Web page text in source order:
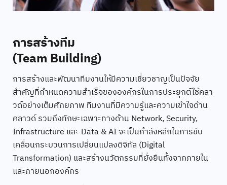
การสร้างทีม
(Team Building)
การสร้างและพัฒนาทีมงานให้มีความเชี่ยวชาญเป็นปัจจัย
สำคัญที่กำหนดความสำเร็จขององค์กรในการประยุกต์ใช้คลา
วด์อย่างเต็มศักยภาพ ทีมงานที่มีความรู้และความเข้าใจด้าน
คลาวด์ รวมถึงทักษะเฉพาะทางด้าน Network, Security,
Infrastructure และ Data & AI จะเป็นกำลังหลักในการขับ
เคลื่อนกระบวนการเปลี่ยนแปลงดิจิทัล (Digital
Transformation) และสร้างนวัตกรรมที่ยั่งยืนทั้งจากภายใน
และภายนอกองค์กร